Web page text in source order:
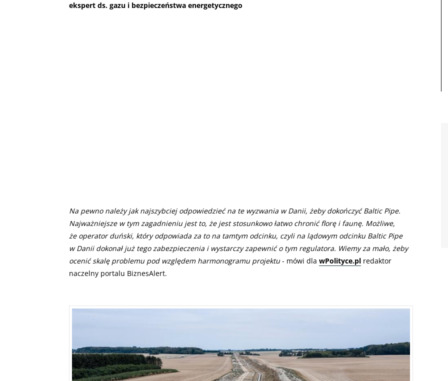
ekspert ds. gazu i bezpieczeństwa energetycznego
Na pewno należy jak najszybciej odpowiedzieć na te wyzwania w Danii, żeby dokończyć Baltic Pipe.
Najważniejsze w tym zagadnieniu jest to, że jest stosunkowo łatwo chronić florę i faunę. Możliwe,
że operator duński, który odpowiada za to na tamtym odcinku, czyli na lądowym odcinku Baltic Pipe
w Danii dokonał już tego zabezpieczenia i wystarczy zapewnić o tym regulatora. Wiemy za mało, żeby
ocenić skalę problemu pod względem harmonogramu projektu- mówi dla wPolityce.pl redaktor
naczelny portalu BiznesAlert.